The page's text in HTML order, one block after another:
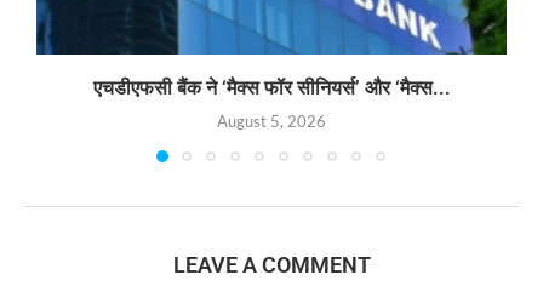
एचडीएफसी बैंक ने ‘मैक्स फॉर सीनियर्स’ और ‘मैक्स...
August 5, 2026
LEAVE A COMMENT